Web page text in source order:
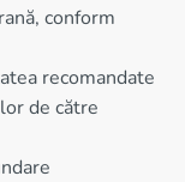
conform
recomandate
de către